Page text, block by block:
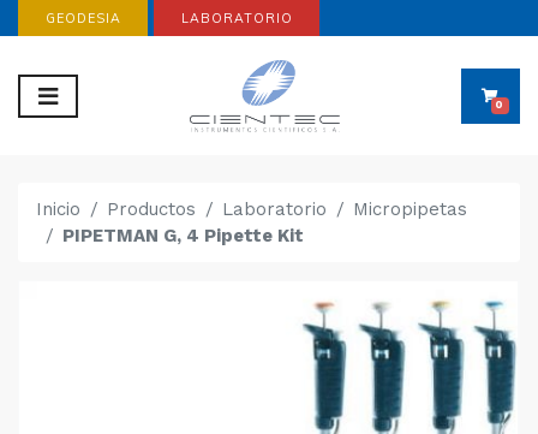
GEODESIA LABORATORIO
0
Inicio Productos Laboratorio
Micropipetas
PIPETMAN G, 4 Pipette Kit